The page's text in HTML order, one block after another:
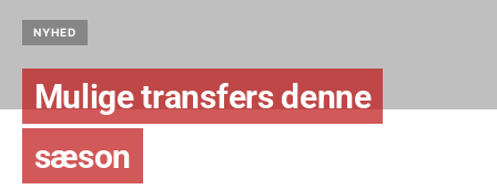
NYHED
Mulige transfers denne
sæson